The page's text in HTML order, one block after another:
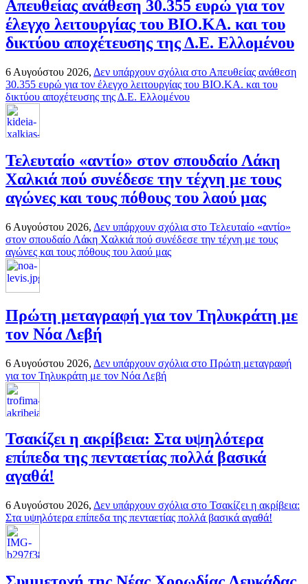
Απευθείας ανάθεση 30.355 ευρώ για τον
έλεγχο λειτουργίας του ΒΙΟ.ΚΑ. και του
δικτύου αποχέτευσης της Δ.Ε. Ελλομένου
6 Αυγούστου 2026, Δεν υπάρχουν σχόλια στο Απευθείας ανάθεση
30.355 ευρώ για τον έλεγχο λειτουργίας του ΒΙΟ.ΚΑ. και του
δικτύου αποχέτευσης της Δ.Ε. Ελλομένου
Τελευταίο «αντίο» στον σπουδαίο Λάκη
Χαλκιά πού συνέδεσε την τέχνη με τους
αγώνες και τους πόθους του λαού μας
6 Αυγούστου 2026, Δεν υπάρχουν σχόλια στο Τελευταίο «αντίο»
στον σπουδαίο Λάκη Χαλκιά πού συνέδεσε την τέχνη με τους
αγώνες και τους πόθους του λαού μας
Πρώτη μεταγραφή για τον Τηλυκράτη με
τον Νόα Λεβή
6 Αυγούστου 2026, Δεν υπάρχουν σχόλια στο Πρώτη μεταγραφή
για τον Τηλυκράτη με τον Νόα Λεβή
Τσακίζει η ακρίβεια: Στα υψηλότερα
επίπεδα της πενταετίας πολλά βασικά
αγαθά!
6 Αυγούστου 2026, Δεν υπάρχουν σχόλια στο Τσακίζει η ακρίβεια:
Στα υψηλότερα επίπεδα της πενταετίας πολλά βασικά αγαθά!